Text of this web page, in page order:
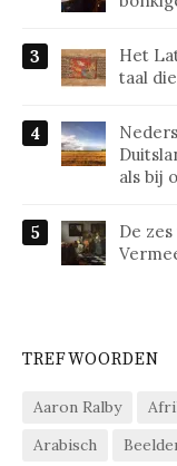
Het
taal
als bij
De
TREFWOORDEN
Aaron Ralby
Arabisch